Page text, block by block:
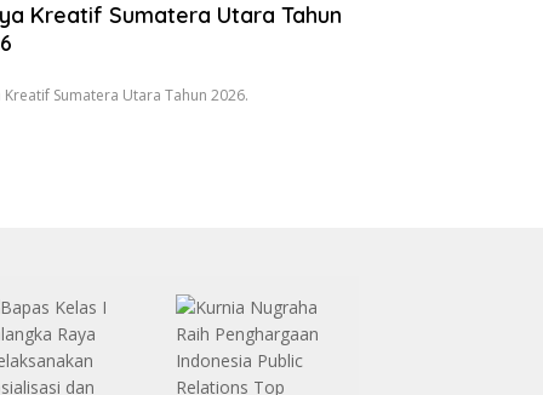
Kreatif Sumatera Utara Tahun
Kreatif Sumatera Utara Tahun 2026.